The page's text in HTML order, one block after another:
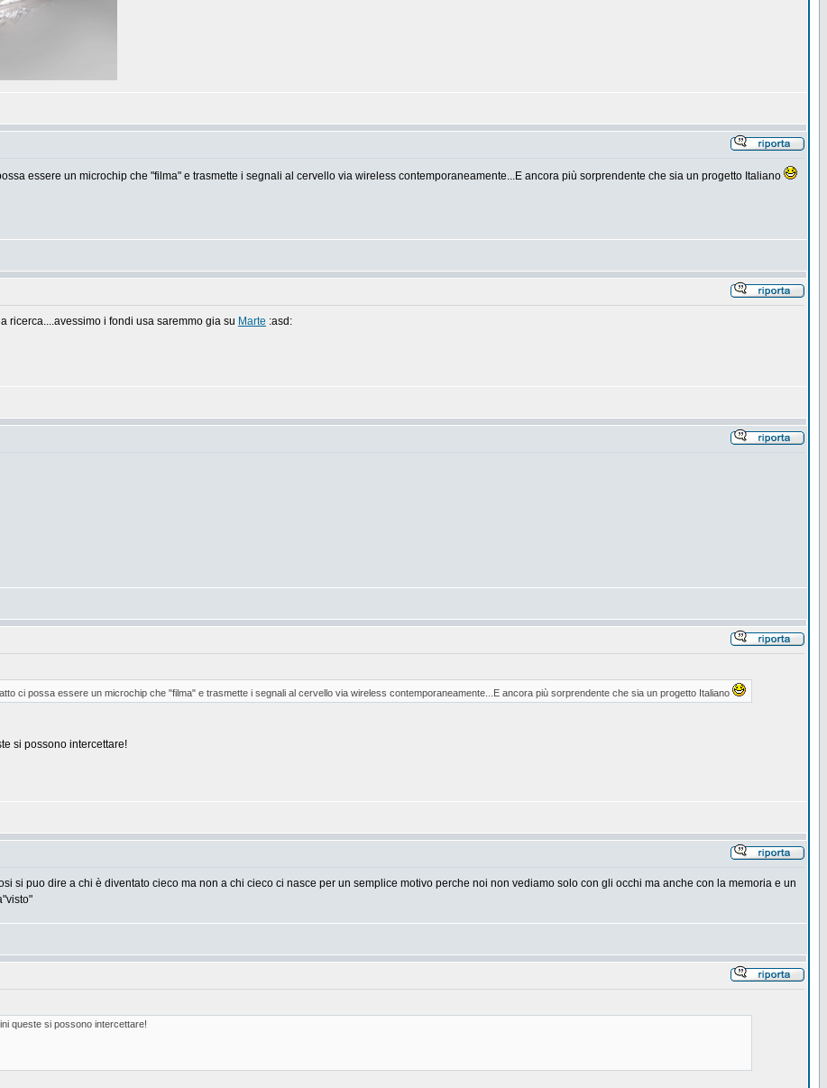
essere un microchip che "filma" e trasmette i segnali al cervello via wireless contemporaneamente...E ancora più sorprendente che sia un progetto Italiano
ricerca....avessimo i fondi usa saremmo gia su Marte :asd:
ci possa essere un microchip che "filma" e trasmette i segnali al cervello via wireless contemporaneamente...E ancora più sorprendente che sia un progetto Italiano
si possono intercettare!
si puo dire a chi è diventato cieco ma non a chi cieco ci nasce per un semplice motivo perche noi non vediamo solo con gli occhi ma anche con la memoria e un
queste si possono intercettare!